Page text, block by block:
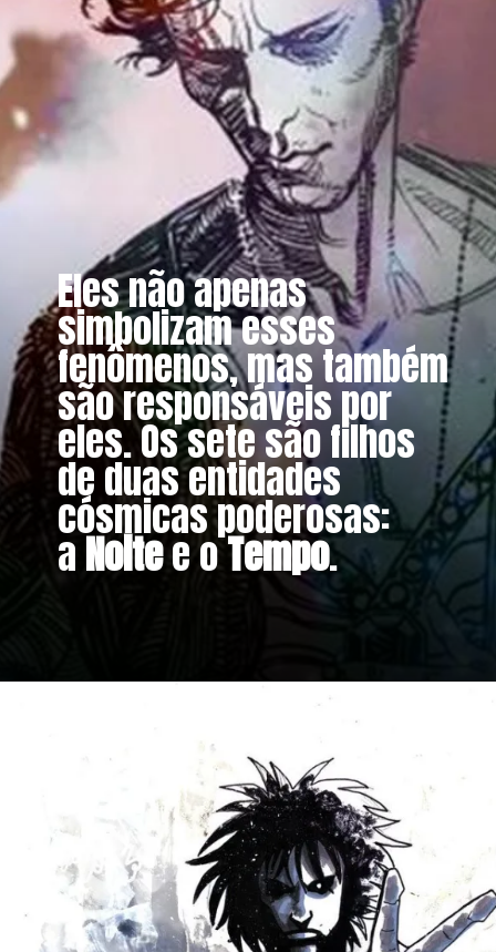
Eles não apenas
simbolizam esses
fenômenos, mas também
são responsáveis ​​por
eles. Os sete são filhos
de duas entidades
cósmicas poderosas:
aNoitee oTempo.